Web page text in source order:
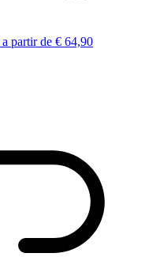
a partir de € 64,90